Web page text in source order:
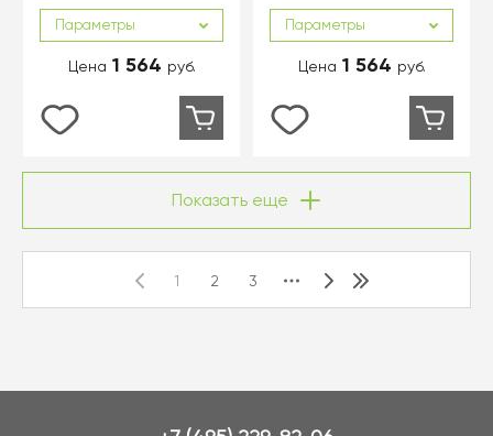
Параметры
Цена 1 564 руб.
Параметры
Цена 1 564 руб.
Показать еще
1 2 3